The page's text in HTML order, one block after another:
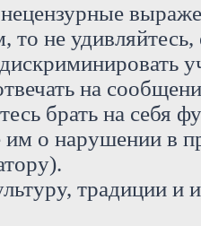
нецензурные
то не
на
брать на себя
о нарушении в
традиции